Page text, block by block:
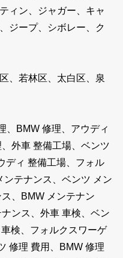
ィン、ジャガー、キャ
ジープ、シボレー、ク
、若林区、太白区、泉
、BMW 修理、アウディ
外車 整備工場、ベンツ
ディ 整備工場、フォル
ンテナンス、ベンツ メン
、BMW メンテナン
ンス、外車 車検、ベン
検、フォルクスワーゲ
修理 費用、BMW 修理